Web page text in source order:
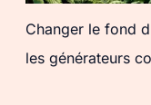
Changer le fond
les générateurs